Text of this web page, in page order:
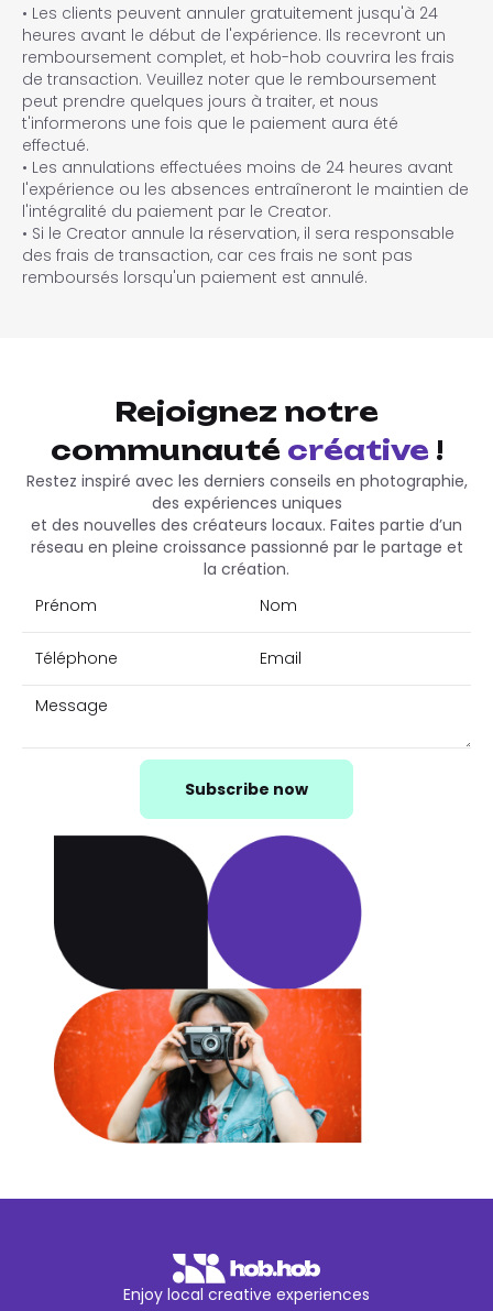
• Les clients peuvent annuler gratuitement jusqu'à 24
heures avant le début de l'expérience. Ils recevront un
remboursement complet, et hob-hob couvrira les frais
de transaction. Veuillez noter que le remboursement
peut prendre quelques jours à traiter, et nous
t'informerons une fois que le paiement aura été
effectué.
• Les annulations effectuées moins de 24 heures avant
l'expérience ou les absences entraîneront le maintien de
l'intégralité du paiement par le Creator.
• Si le Creator annule la réservation, il sera responsable
des frais de transaction, car ces frais ne sont pas
remboursés lorsqu'un paiement est annulé.
Rejoignez notre
communauté créative !
Restez inspiré avec les derniers conseils en photographie,
des expériences uniques
et des nouvelles des créateurs locaux. Faites partie d’un
réseau en pleine croissance passionné par le partage et
la création.
Enjoy local creative experiences